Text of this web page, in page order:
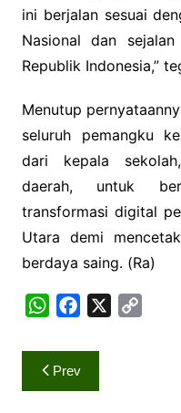
ini berjalan sesuai
Nasional dan
Republik Indonesia,”
Menutup
seluruh pemangku
dari kepala
daerah, untuk
transformasi digital
Utara demi
berdaya saing. (Ra)
W
a
t
c
e
Navigasi
pos
Prev